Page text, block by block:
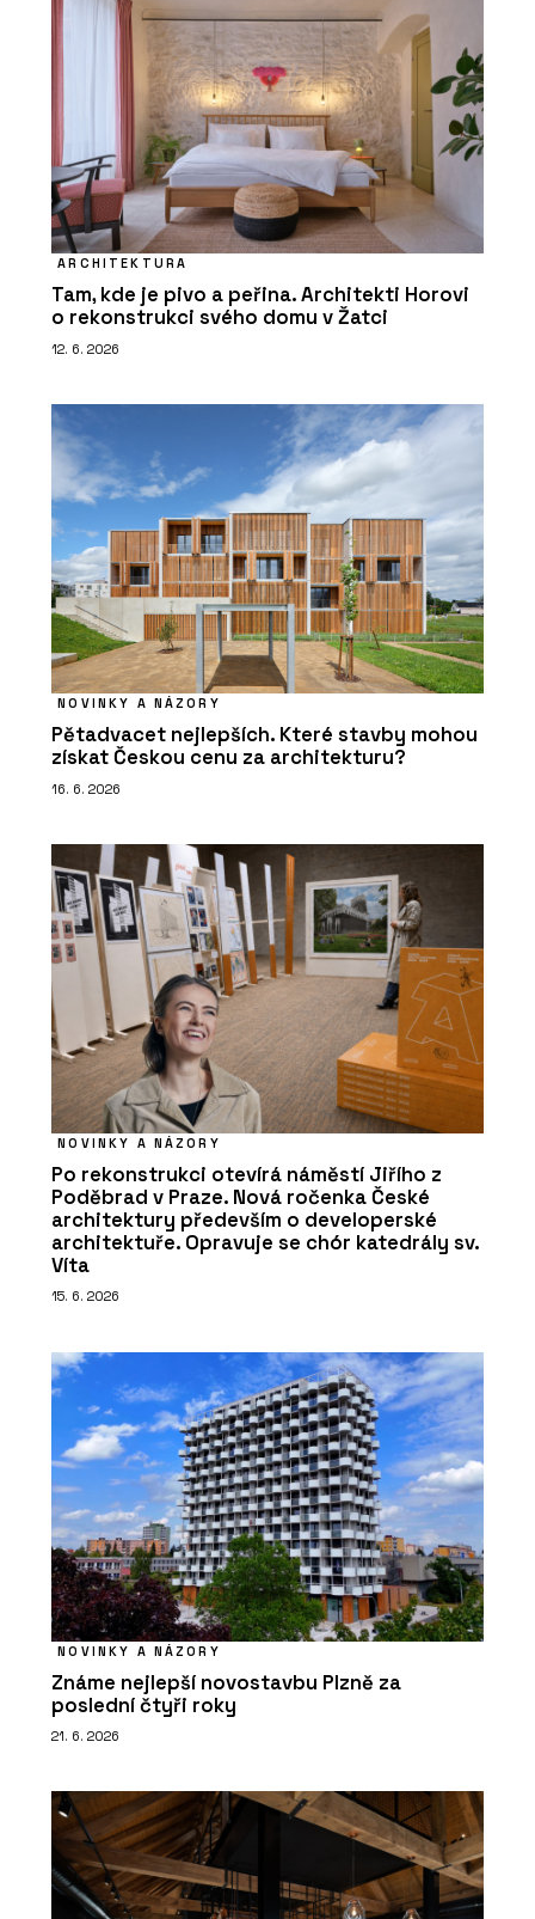
ARCHITEKTURA
Tam, kde je pivo a peřina. Architekti Horovi
o rekonstrukci svého domu v Žatci
12. 6. 2026
NOVINKY A NÁZORY
Pětadvacet nejlepších. Které stavby mohou
získat Českou cenu za architekturu?
16. 6. 2026
NOVINKY A NÁZORY
Po rekonstrukci otevírá náměstí Jiřího z
Poděbrad v Praze. Nová ročenka České
architektury především o developerské
architektuře. Opravuje se chór katedrály sv.
Víta
15. 6. 2026
NOVINKY A NÁZORY
Známe nejlepší novostavbu Plzně za
poslední čtyři roky
21. 6. 2026